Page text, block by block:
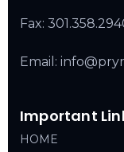
Fax:
Email:
Important
HOME